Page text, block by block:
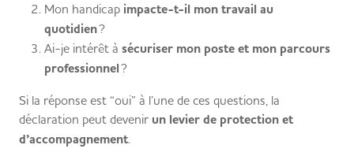
Mon handicap impacte-t-il mon travail au
quotidien?
Ai-je intérêt à sécuriser mon poste et mon parcours
professionnel?
Si la réponse est “oui” à l’une de ces questions, la
déclaration peut devenir un levier de protection et
d’accompagnement.